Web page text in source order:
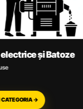
Motoare
VEZI CATEGORIA →